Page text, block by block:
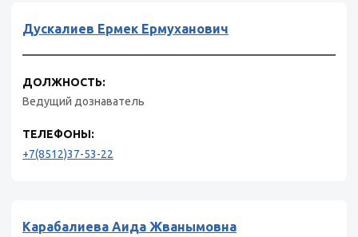
Дускалиев Ермек Ермуханович
ДОЛЖНОСТЬ:
Ведущий дознаватель
ТЕЛЕФОНЫ:
+7(8512)37-53-22
Карабалиева Аида Жванымовна